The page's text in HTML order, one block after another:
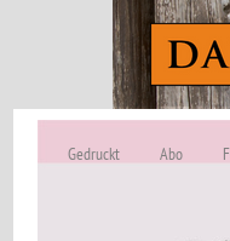
Gedruckt Abo